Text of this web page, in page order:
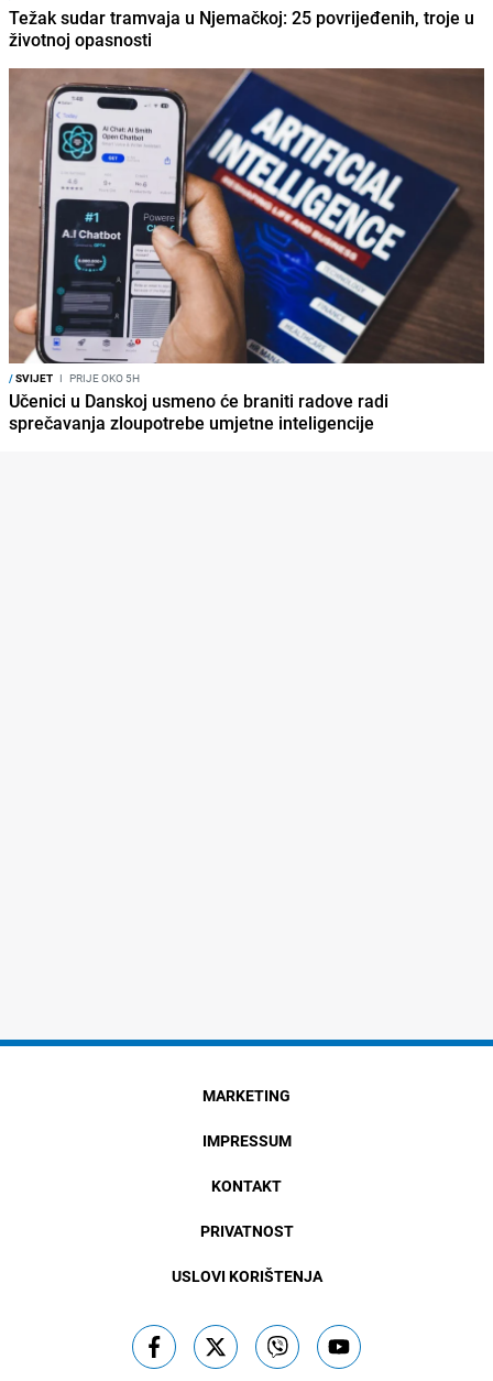
Težak sudar tramvaja u Njemačkoj: 25 povrijeđenih, troje u
životnoj opasnosti
/SVIJET I PRIJE OKO 5H
Učenici u Danskoj usmeno će braniti radove radi
sprečavanja zloupotrebe umjetne inteligencije
MARKETING
IMPRESSUM
KONTAKT
PRIVATNOST
USLOVI KORIŠTENJA